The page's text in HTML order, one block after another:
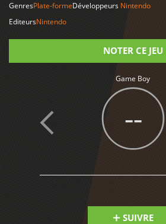
GenresPlate-forme
EditeursNintendo
Développeurs Nintendo
NOTER CE JEU
Game Boy
--
SUIVRE